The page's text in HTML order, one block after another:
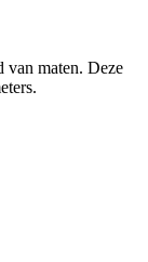
van maten. Deze